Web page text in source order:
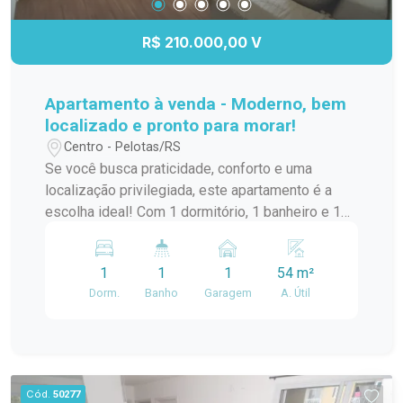
R$ 210.000,00 V
Apartamento à venda - Moderno, bem
localizado e pronto para morar!
Centro - Pelotas/RS
Se você busca praticidade, conforto e uma
localização privilegiada, este apartamento é a
escolha ideal! Com 1 dormitório, 1 banheiro e 1
habitado e está em excelente estado de
conservação, pronto para receber seu novo
morador. Os ambientes são amplos, bem
o apartamento já possui ar-condicionado,
1
Dorm.
1
Banho
1
Garagem
54 m²
A. Útil
Cód. 50277